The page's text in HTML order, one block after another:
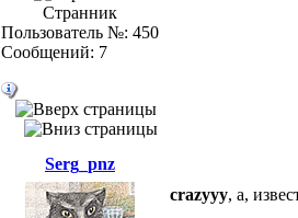
Странник
Пользователь №: 450
Сообщений: 7
Serg_pnz
crazyyy, а,